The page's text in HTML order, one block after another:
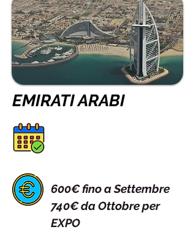
EMIRATI ARABI
600€ fino a Settembre
740€ da Ottobre per
EXPO